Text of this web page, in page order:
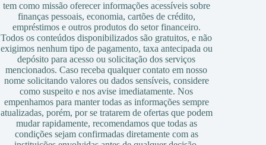
tem como missão oferecer informações acessíveis sobre
finanças pessoais, economia, cartões de crédito,
empréstimos e outros produtos do setor financeiro.
Todos os conteúdos disponibilizados são gratuitos, e não
exigimos nenhum tipo de pagamento, taxa antecipada ou
depósito para acesso ou solicitação dos serviços
mencionados. Caso receba qualquer contato em nosso
nome solicitando valores ou dados sensíveis, considere
como suspeito e nos avise imediatamente. Nos
empenhamos para manter todas as informações sempre
atualizadas, porém, por se tratarem de ofertas que podem
mudar rapidamente, recomendamos que todas as
condições sejam confirmadas diretamente com as